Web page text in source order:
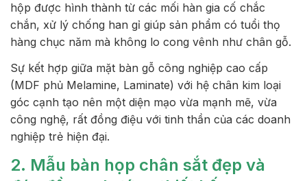
hộp được hình thành từ các mối hàn gia cố chắc
chắn, xử lý chống han gỉ giúp sản phẩm có tuổi thọ
hàng chục năm mà không lo cong vênh như chân gỗ.
Sự kết hợp giữa mặt bàn gỗ công nghiệp cao cấp
(MDF phủ Melamine, Laminate) với hệ chân kim loại
góc cạnh tạo nên một diện mạo vừa mạnh mẽ, vừa
công nghệ, rất đồng điệu với tinh thần của các doanh
nghiệp trẻ hiện đại.
2. Mẫu bàn họp chân sắt đẹp và